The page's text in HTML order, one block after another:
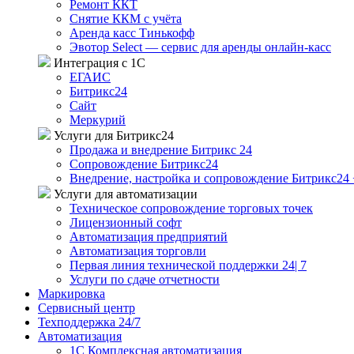
Ремонт ККТ
Снятие ККМ с учёта
Аренда касс Тинькофф
Эвотор Select — сервис для аренды онлайн-касс
Интеграция с 1С
ЕГАИС
Битрикс24
Сайт
Меркурий
Услуги для Битрикс24
Продажа и внедрение Битрикс 24
Сопровождение Битрикс24
Внедрение, настройка и сопровождение
Услуги для автоматизации
Техническое сопровождение торговых точек
Лицензионный софт
Автоматизация предприятий
Автоматизация торговли
Первая линия технической поддержки 24| 7
Услуги по сдаче отчетности
Маркировка
Сервисный центр
Техподдержка 24/7
Автоматизация
1C Комплексная автоматизация